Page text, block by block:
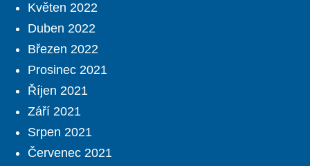
Květen 2022
Duben 2022
Březen 2022
Prosinec 2021
Říjen 2021
Září 2021
Srpen 2021
Červenec 2021